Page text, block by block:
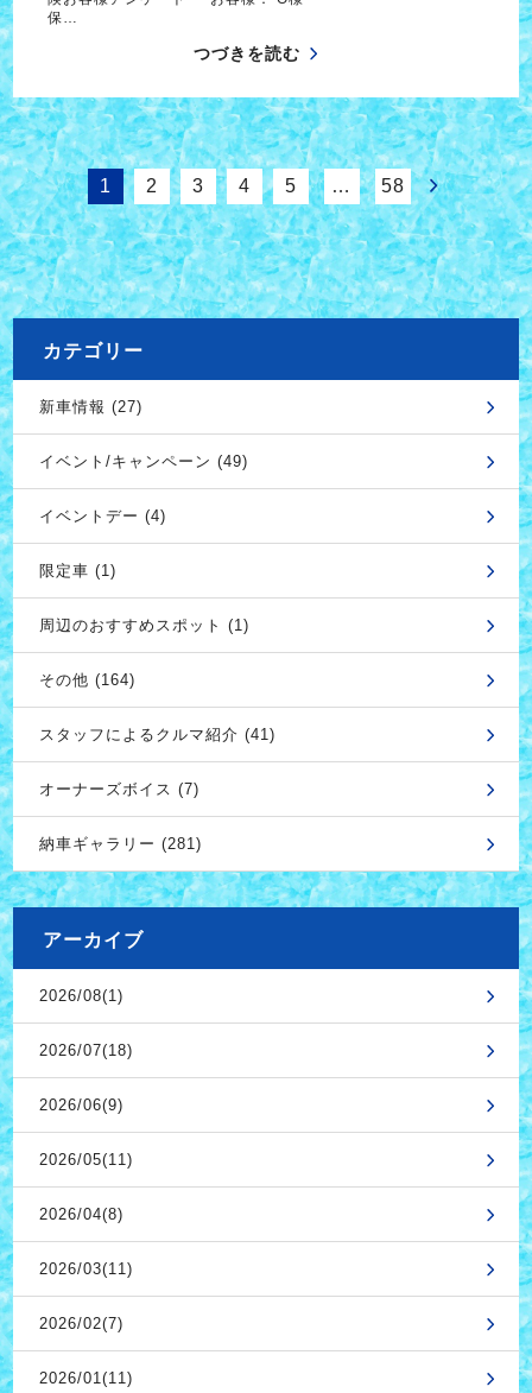
保…
つづきを読む
1 2 3 4 5 … 58
カテゴリー
新車情報 (27)
イベント/キャンペーン (49)
イベントデー (4)
限定車 (1)
周辺のおすすめスポット (1)
その他 (164)
スタッフによるクルマ紹介 (41)
オーナーズボイス (7)
納車ギャラリー (281)
アーカイブ
2026/08(1)
2026/07(18)
2026/06(9)
2026/05(11)
2026/04(8)
2026/03(11)
2026/02(7)
2026/01(11)